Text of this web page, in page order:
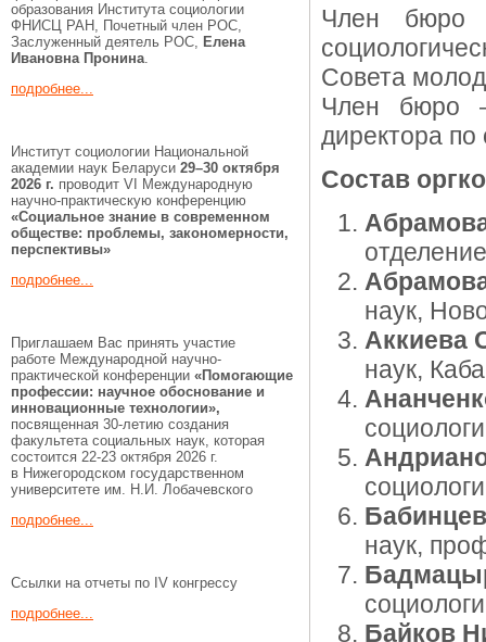
образования Института социологии
ФНИСЦ РАН, Почетный член РОС,
Заслуженный деятель РОС, Елена
Ивановна Пронина.
подробнее...
Институт социологии Национальной
академии наук Беларуси 29–30 октября
2026 г. проводит VI Международную
научно-практическую конференцию
«Социальное знание в современном
обществе: проблемы, закономерности,
перспективы»
подробнее...
Приглашаем Вас принять участие
работе Международной научно-
практической конференции «Помогающие
профессии: научное обоснование и
инновационные технологии»,
посвященная 30-летию создания
факультета социальных наук, которая
состоится 22-23 октября 2026 г.
в Нижегородском государственном
университете им. Н.И. Лобачевского
подробнее...
Ссылки на отчеты по IV конгрессу
подробнее...
Член
Совета
Член
директора
Состав
отделение
наук,
Аккиева
наук,
наук,
Байков